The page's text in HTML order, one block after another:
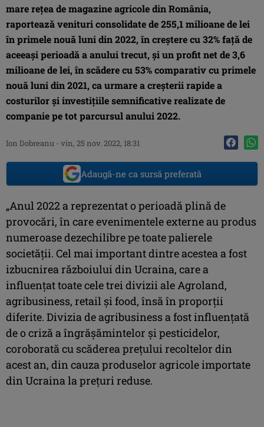
mare rețea de magazine agricole din România,
raportează venituri consolidate de 255,1 milioane de lei
în primele nouă luni din 2022, în creștere cu 32% față de
aceeași perioadă a anului trecut, și un profit net de 3,6
milioane de lei, în scădere cu 53% comparativ cu primele
nouă luni din 2021, ca urmare a creșterii rapide a
costurilor și investițiile semnificative realizate de
companie pe tot parcursul anului 2022.
Ion Dobreanu - vin, 25 nov. 2022, 18:31
Adaugă-ne ca sursă preferată
„Anul 2022 a reprezentat o perioadă plină de
provocări, în care evenimentele externe au produs
numeroase dezechilibre pe toate palierele
societății. Cel mai important dintre acestea a fost
izbucnirea războiului din Ucraina, care a
influențat toate cele trei divizii ale Agroland,
agribusiness, retail și food, însă în proporții
diferite. Divizia de agribusiness a fost influențată
de o criză a îngrășămintelor și pesticidelor,
coroborată cu scăderea prețului recoltelor din
acest an, din cauza produselor agricole importate
din Ucraina la prețuri reduse.